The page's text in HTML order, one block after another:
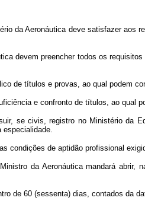
da Aeronáutica deve satisfazer
devem preencher todos os
de títulos e provas, ao qual podem
e confronto de títulos, ao qual
se civis, registro no Ministério da
especialidade.
condições de aptidão profissional
da Aeronáutica mandará
de 60 (sessenta) dias, contados da